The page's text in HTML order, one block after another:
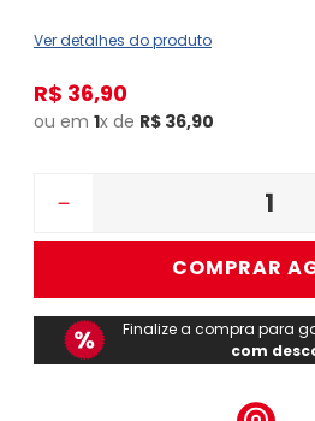
Ver detalhes do produto
R$ 36,90
ou em 1x de R$ 36,90
－
COMPRAR
Finalize a compra para
com